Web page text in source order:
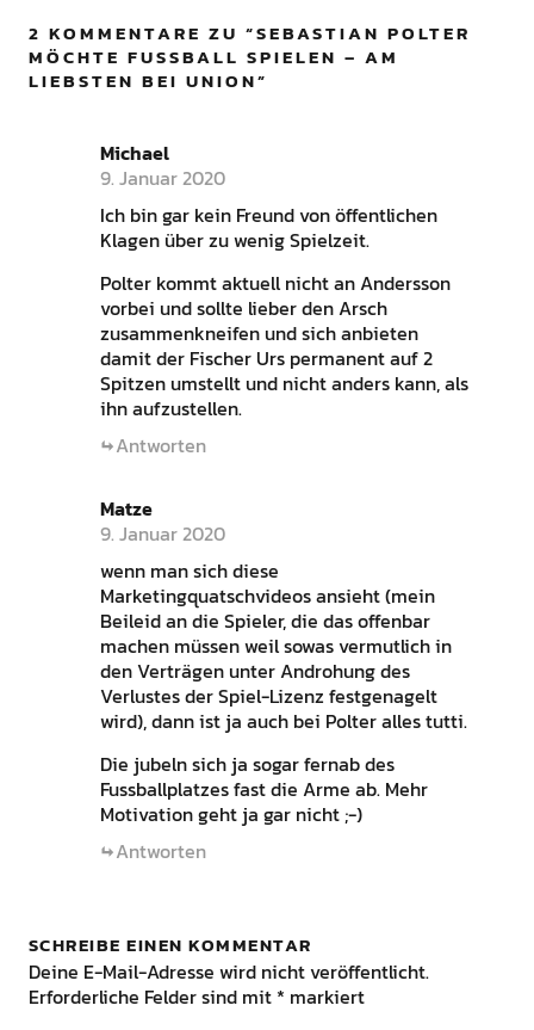
2 KOMMENTARE ZU “SEBASTIAN POLTER
MÖCHTE FUSSBALL SPIELEN – AM L
IEBSTEN BEI UNION
”
Michael
9. Januar 2020
Ich bin gar kein Freund von öffentlichen
Klagen über zu wenig Spielzeit.
Polter kommt aktuell nicht an Andersson
vorbei und sollte lieber den Arsch
zusammenkneifen und sich anbieten
damit der Fischer Urs permanent auf 2
Spitzen umstellt und nicht anders kann, als
ihn aufzustellen.
Antworten
Matze
9. Januar 2020
wenn man sich diese
Marketingquatschvideos ansieht (mein
Beileid an die Spieler, die das offenbar
machen müssen weil sowas vermutlich in
den Verträgen unter Androhung des
Verlustes der Spiel-Lizenz festgenagelt
wird), dann ist ja auch bei Polter alles tutti.
Die jubeln sich ja sogar fernab des
Fussballplatzes fast die Arme ab. Mehr
Motivation geht ja gar nicht ;-)
Antworten
SCHREIBE EINEN KOMMENTAR
Deine E-Mail-Adresse wird nicht veröffentlicht.
Erforderliche Felder sind mit * markiert